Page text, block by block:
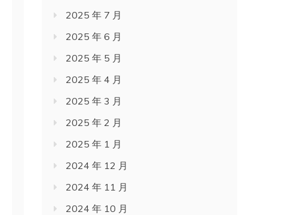
2025 年 7 月
2025 年 6 月
2025 年 5 月
2025 年 4 月
2025 年 3 月
2025 年 2 月
2025 年 1 月
2024 年 12 月
2024 年 11 月
2024 年 10 月